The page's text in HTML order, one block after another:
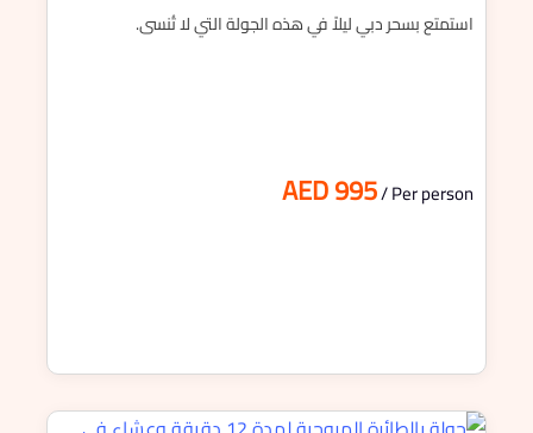
استمتع بسحر دبي ليلاً في هذه الجولة التي لا تُنسى.
AED 995/ Per person